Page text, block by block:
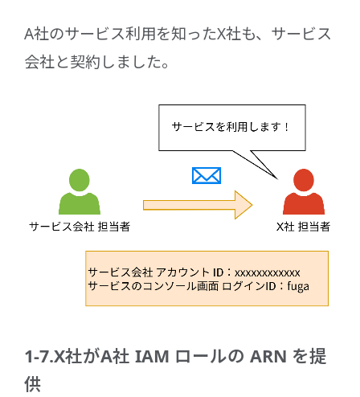
A社のサービス利用を知ったX社も、サービス
会社と契約しました。
1-7.X社がA社 IAM ロールの ARN を提
供